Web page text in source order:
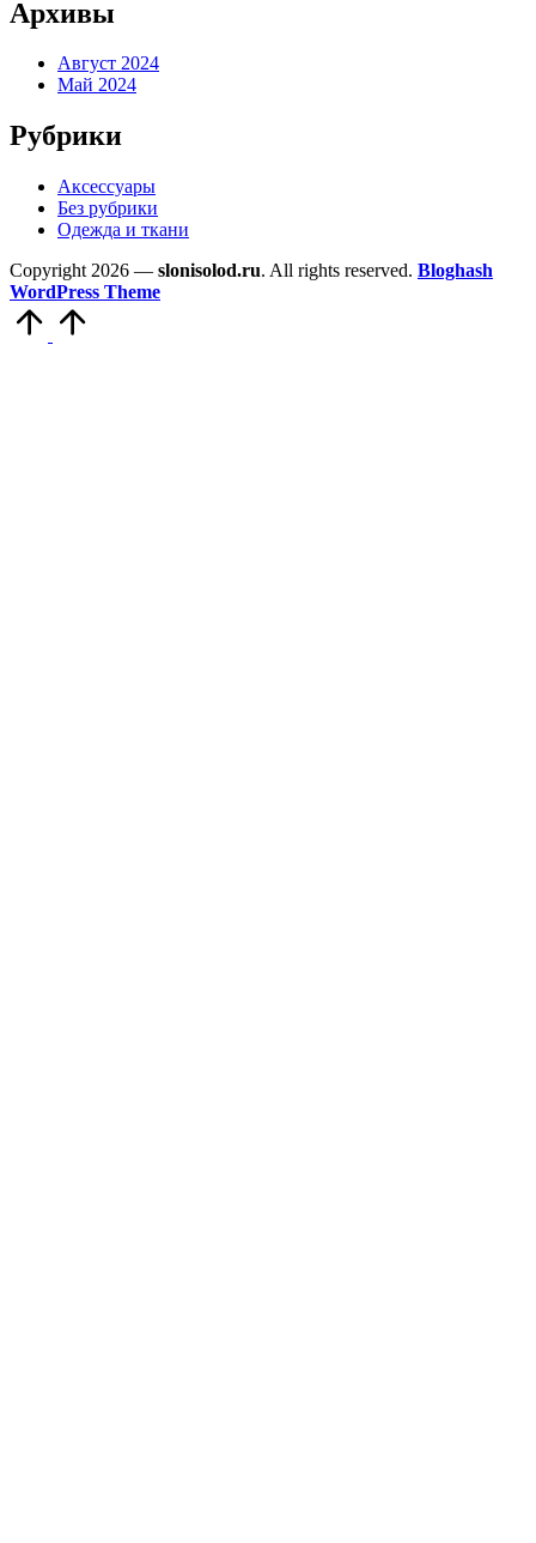
Архивы
Август 2024
Май 2024
Рубрики
Аксессуары
Без рубрики
Одежда и ткани
Copyright 2026 — slonisolod.ru. All rights reserved. Bloghash
WordPress Theme